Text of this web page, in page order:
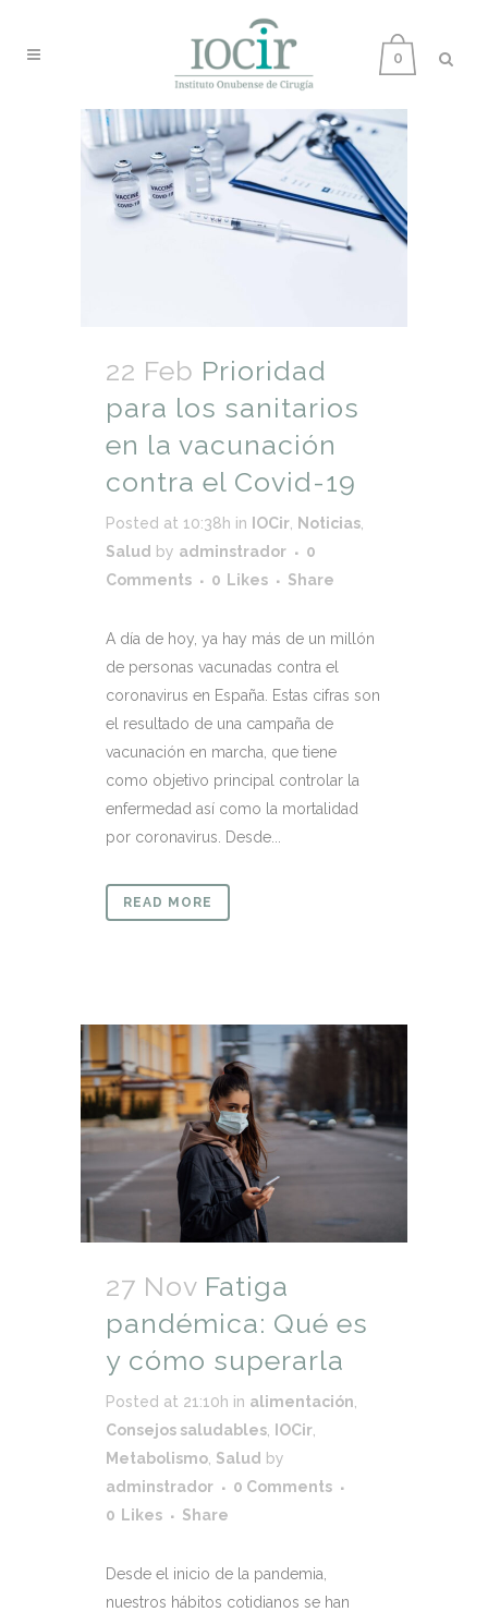
0
22 Feb Prioridad
para los sanitarios
en la vacunación
contra el Covid-19
Posted at 10:38h in IOCir Noticias
Salud by adminstrador
0
Comments
0 Likes Share
A día de hoy, ya hay más de un millón
de personas vacunadas contra el
coronavirus en España. Estas cifras son
el resultado de una campaña de
vacunación en marcha, que tiene
como objetivo principal controlar la
enfermedad así como la mortalidad
por coronavirus. Desde...
READ MORE
27 Nov Fatiga
pandémica: Qué es
y cómo superarla
Posted at 21:10h in alimentación
Consejos saludables
IOCir
Metabolismo Salud by
adminstrador
0 Comments
0 Likes Share
Desde el inicio de la pandemia,
nuestros hábitos cotidianos se han